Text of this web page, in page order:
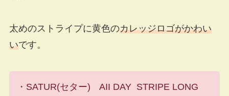
太めのストライプに黄色のカレッジロゴがかわい
いです。
・SATUR(セター) AII DAY STRIPE LONG